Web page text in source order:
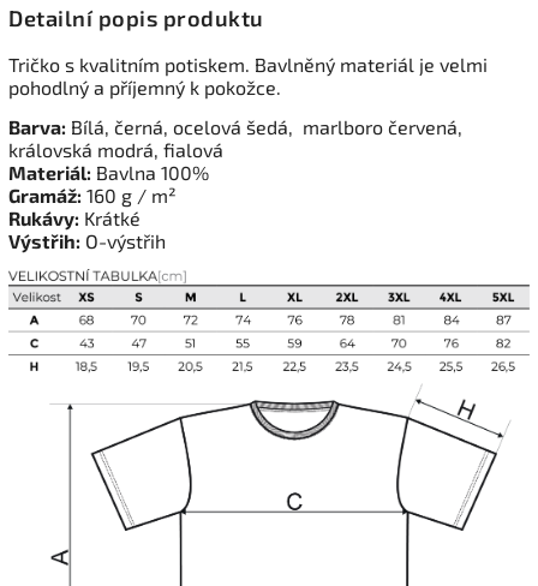
Detailní popis produktu
Tričko s kvalitním potiskem. Bavlněný materiál je velmi
pohodlný a příjemný k pokožce.
Barva: Bílá, černá, ocelová šedá, marlboro červená,
královská modrá, fialová
Materiál: Bavlna 100%
Gramáž: 160 g / m²
Rukávy: Krátké
Výstřih: O-výstřih